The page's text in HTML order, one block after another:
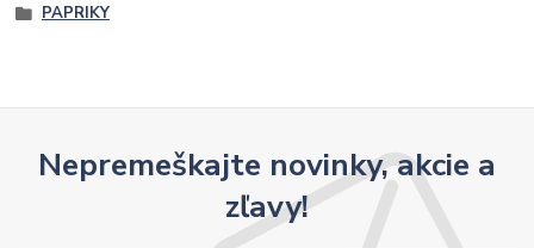
PAPRIKY
Nepremeškajte novinky, akcie a
zľavy!